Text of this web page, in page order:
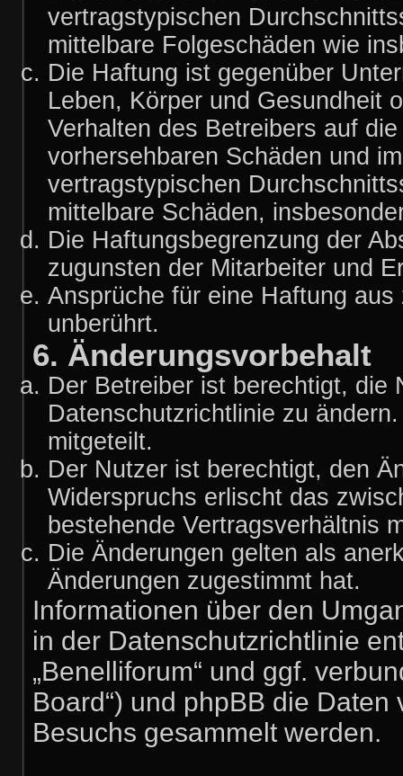
vertragstypischen
mittelbare Folgeschäden wie
Die Haftung ist gegenüber
Leben, Körper und Gesundheit
Verhalten des Betreibers auf
vorhersehbaren Schäden und
vertragstypischen
mittelbare Schäden,
Die Haftungsbegrenzung der
zugunsten der Mitarbeiter und
Ansprüche für eine Haftung
unberührt.
6. Änderungsvorbehalt
Der Betreiber ist berechtigt, die
Datenschutzrichtlinie zu
mitgeteilt.
Der Nutzer ist berechtigt, den
Widerspruchs erlischt das
bestehende Vertragsverhältnis
Die Änderungen gelten als
Änderungen zugestimmt hat.
Informationen über den
in der Datenschutzrichtlinie
„Benelliforum“ und ggf.
Board“) und phpBB die
Besuchs gesammelt werden.